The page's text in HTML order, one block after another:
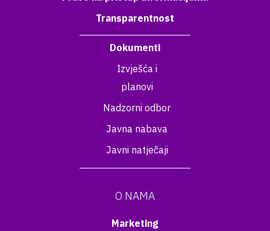
Transparentnost
Dokumenti
Izvješća i
planovi
Nadzorni odbor
Javna nabava
Javni natječaji
O NAMA
Marketing